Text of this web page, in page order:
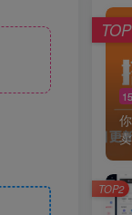
TOP2